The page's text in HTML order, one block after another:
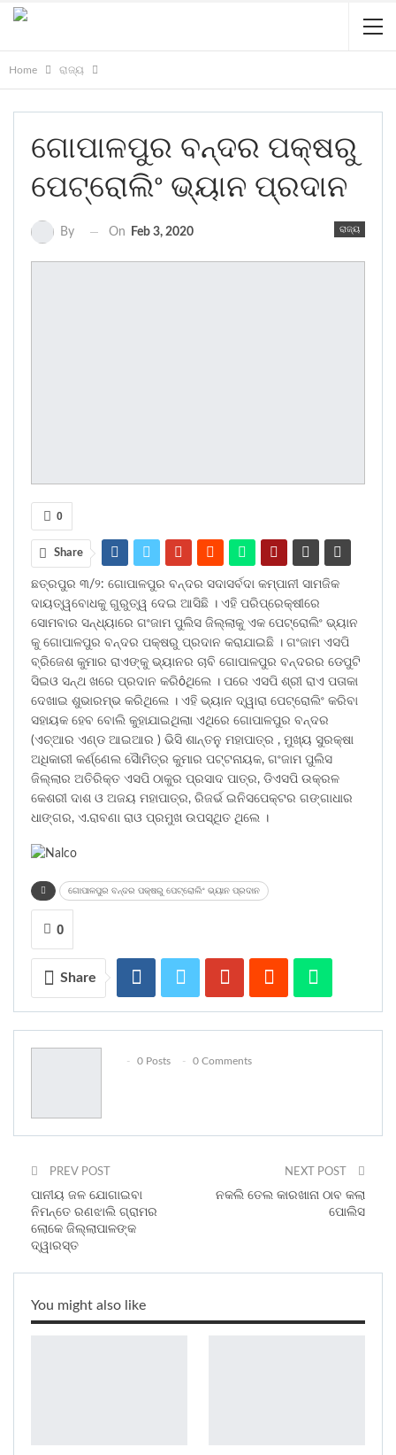
Home ରାଜ୍ୟ
ଗୋପାଳପୁର ବନ୍ଦର ପକ୍ଷରୁ
ପେଟ୍ରୋଲିଂ ଭ୍ୟାନ ପ୍ରଦାନ
ରାଜ୍ୟ
By On Feb 3, 2020
0
Share
ଛତ୍ରପୁର ୩/୨: ଗୋପାଳପୁର ବନ୍ଦର ସଦାସର୍ବଦା କମ୍ପାନୀ ସାମଜିକ
ଦାୟତ୍ୱବୋଧକୁ ଗୁରୁତ୍ୱ ଦେଇ ଆସିଛି । ଏହି ପରିପ୍ରେକ୍ଷୀରେ
ସୋମବାର ସନ୍ଧ୍ୟାରେ ଗଂଜାମ ପୁଲିସ ଜିଲ୍ଲାକୁ ଏକ ପେଟ୍ରୋଲିଂ ଭ୍ୟାନ
କୁ ଗୋପାଳପୁର ବନ୍ଦର ପକ୍ଷରୁ ପ୍ରଦାନ କରାଯାଇଛି । ଗଂଜାମ ଏସପି
ବ୍ରିଜେଶ କୁମାର ରାଏଙ୍କୁ ଭ୍ୟାନର ଚାବି ଗୋପାଳପୁର ବନ୍ଦରର ଡେପୁଟି
ସିଇଓ ସନ୍ଥ ଖରେ ପ୍ରଦାନ କରିôଥିଲେ । ପରେ ଏସପି ଶ୍ରୀ ରାଏ ପତାକା
ଦେଖାଇ ଶୁଭାରମ୍ଭ କରିଥିଲେ । ଏହି ଭ୍ୟାନ ଦ୍ୱାରା ପେଟ୍ରୋଲିଂ କରିବା
ସହାୟକ ହେବ ବୋଲି କୁହାଯାଇଥିଲାା ଏଥିରେ ଗୋପାଳପୁର ବନ୍ଦର
(ଏଚ୍ଆର ଏଣ୍ଡ ଆଇଆର ) ଭିସି ଶାନ୍ତନୁ ମହାପାତ୍ର , ମୁଖ୍ୟ ସୁରକ୍ଷା
ଅଧିକାରୀ କର୍ଣ୍ଣେଲ ସୈାମିତ୍ର କୁମାର ପଟ୍ଟନାୟକ, ଗଂଜାମ ପୁଲିସ
ଜିଲ୍ଲାର ଅତିରିକ୍ତ ଏସପି ଠାକୁର ପ୍ରସାଦ ପାତ୍ର, ଡିଏସପି ଉକ୍ରଳ
କେଶରୀ ଦାଶ ଓ ଅଜୟ ମହାପାତ୍ର, ରିଜର୍ଭ ଇନିସପେକ୍ଟର ଗଙ୍ଗାଧାର
ଧାଙ୍ଗର, ଏ.ରାବଣା ରାଓ ପ୍ରମୁଖ ଉପସ୍ଥିତ ଥିଲେ ।
ଗୋପାଳପୁର ବନ୍ଦର ପକ୍ଷରୁ ପେଟ୍ରୋଲିଂ ଭ୍ୟାନ ପ୍ରଦାନ
0
Share
0 Posts 0 Comments
PREV POST
ପାନୀୟ ଜଳ ଯୋଗାଇବା
ନିମନ୍ତେ ରଣଝାଲି ଗ୍ରାମର
ଲୋକେ ଜିଲ୍ଲାପାଳଙ୍କ
ଦ୍ୱାରସ୍ତ
NEXT POST
ନକଲି ତେଲ କାରଖାନା ଠାବ କଲା
ପୋଲିସ
You might also like